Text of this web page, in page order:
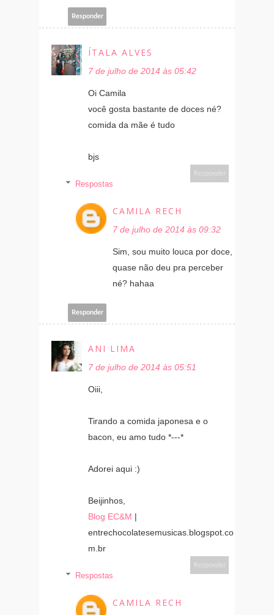
Responder
ÍTALA ALVES
7 de julho de 2014 às 05:42
Oi Camila
você gosta bastante de doces né?
comida da mãe é tudo
bjs
Responder
Respostas
CAMILA RECH
7 de julho de 2014 às 09:32
Sim, sou muito louca por doce,
quase não deu pra perceber
né? hahaa
Responder
ANI LIMA
7 de julho de 2014 às 05:51
Oiii,
Tirando a comida japonesa e o
bacon, eu amo tudo *---*
Adorei aqui :)
Beijinhos,
Blog EC&M |
entrechocolatesemusicas.blogspot.co
m.br
Responder
Respostas
CAMILA RECH